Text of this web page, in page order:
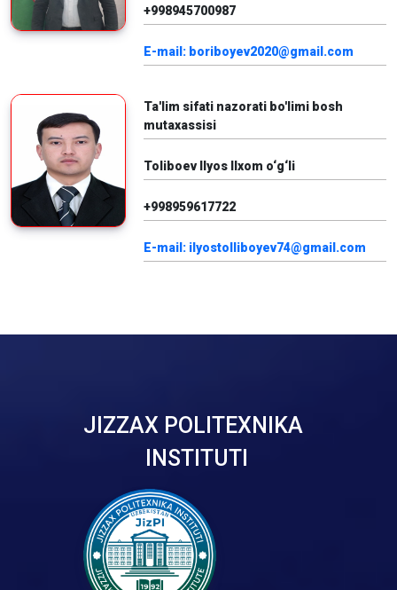
+998945700987
E-mail: boriboyev2020@gmail.com
Ta'lim sifati nazorati bo'limi bosh
mutaxassisi
Toliboev Ilyos Ilxom o‘g‘li
+998959617722
E-mail: ilyostolliboyev74@gmail.com
JIZZAX POLITEXNIKA
INSTITUTI